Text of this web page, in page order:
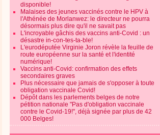
disponible!
Malaises des jeunes vaccinés contre le HPV à
l'Athénée de Morlanwez: le directeur ne pourra
désormais plus dire qu'il ne savait pas
L'incroyable gâchis des vaccins anti-Covid : un
désastre in-con-tes-ta-ble!
L'eurodéputée Virginie Joron révèle la feuille de
route européenne sur la santé et l'identité
numérique!
Vaccins anti-Covid: confirmation des effets
secondaires graves
Plus nécessaire que jamais de s'opposer à toute
obligation vaccinale Covid!
Dépôt dans les parlements belges de notre
pétition nationale "Pas d'obligation vaccinale
contre le Covid-19!", déjà signée par plus de 42
000 Belges!